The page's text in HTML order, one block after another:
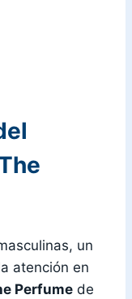
un
atención en
Perfume de